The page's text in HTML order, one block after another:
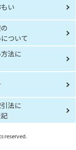
い
ついて
法に
法に
reserved.